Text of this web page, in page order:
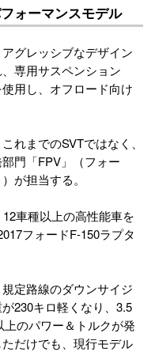
ォーマンスモデル
グレッシブなデザイン
専用サスペンション
用し、オフロード向け
れまでのSVTではなく、
門「FPV」（フォー
が担当する。
車種以上の高性能車を
フォードF-150ラプタ
定路線のダウンサイジ
230キロ軽くなり、3.5
のパワー＆トルクが発
だけでも、現行モデル